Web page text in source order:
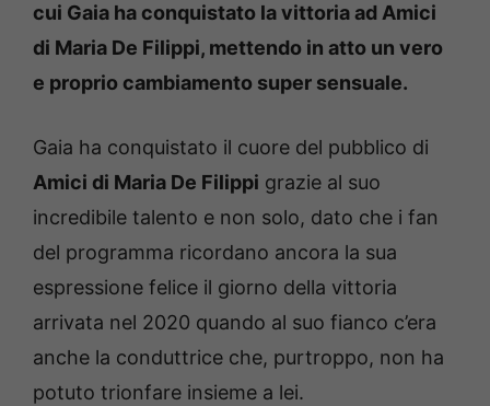
cui Gaia ha conquistato la vittoria ad Amici
di Maria De Filippi, mettendo in atto un vero
e proprio cambiamento super sensuale.
Gaia ha conquistato il cuore del pubblico di
Amici di Maria De Filippi grazie al suo
incredibile talento e non solo, dato che i fan
del programma ricordano ancora la sua
espressione felice il giorno della vittoria
arrivata nel 2020 quando al suo fianco c’era
anche la conduttrice che, purtroppo, non ha
potuto trionfare insieme a lei.